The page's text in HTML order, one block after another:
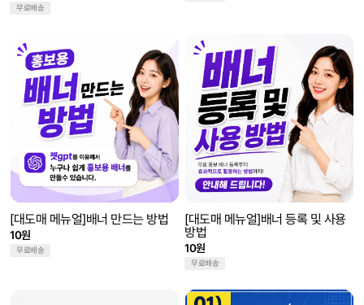
무료배송
[대도매 메뉴얼]배너 만드는 방법
10원
무료배송
[대도매 메뉴얼]배너 등록 및 사용
방법
10원
무료배송